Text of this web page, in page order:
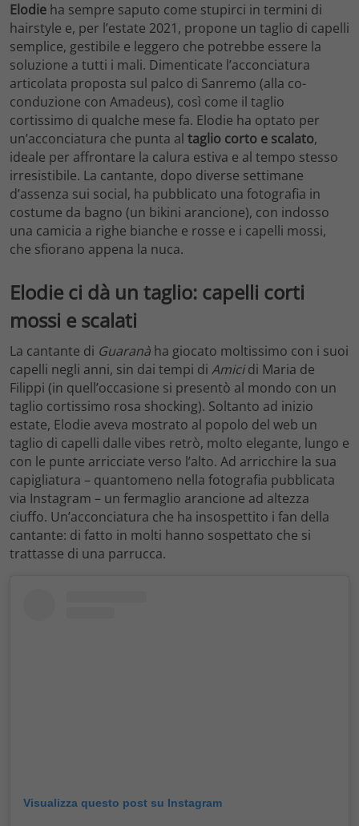
Elodie ha sempre saputo come stupirci in termini di
hairstyle e, per l’estate 2021, propone un taglio di capelli
semplice, gestibile e leggero che potrebbe essere la
soluzione a tutti i mali. Dimenticate l’acconciatura
articolata proposta sul palco di Sanremo (alla co-
conduzione con Amadeus), così come il taglio
cortissimo di qualche mese fa. Elodie ha optato per
un’acconciatura che punta al taglio corto e scalato,
ideale per affrontare la calura estiva e al tempo stesso
irresistibile. La cantante, dopo diverse settimane
d’assenza sui social, ha pubblicato una fotografia in
costume da bagno (un bikini arancione), con indosso
una camicia a righe bianche e rosse e i capelli mossi,
che sfiorano appena la nuca.
Elodie ci dà un taglio: capelli corti
mossi e scalati
La cantante di Guaranà ha giocato moltissimo con i suoi
capelli negli anni, sin dai tempi di Amicidi Maria de
Filippi (in quell’occasione si presentò al mondo con un
taglio cortissimo rosa shocking). Soltanto ad inizio
estate, Elodie aveva mostrato al popolo del web un
taglio di capelli dalle vibes retrò, molto elegante, lungo e
con le punte arricciate verso l’alto. Ad arricchire la sua
capigliatura – quantomeno nella fotografia pubblicata
via Instagram – un fermaglio arancione ad altezza
ciuffo. Un’acconciatura che ha insospettito i fan della
cantante: di fatto in molti hanno sospettato che si
trattasse di una parrucca.
Visualizza questo post su Instagram